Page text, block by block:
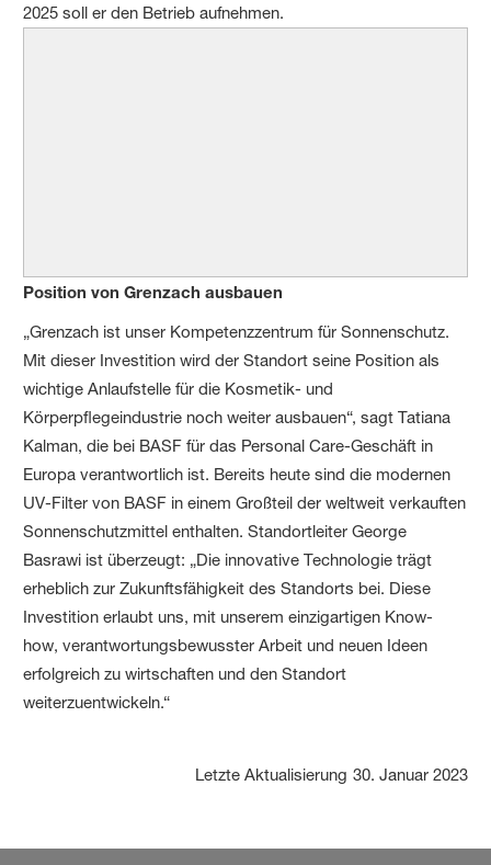
2025 soll er den Betrieb aufnehmen.
Position von Grenzach ausbauen
„Grenzach ist unser Kompetenzzentrum für Sonnenschutz.
Mit dieser Investition wird der Standort seine Position als
wichtige Anlaufstelle für die Kosmetik- und
Körperpflegeindustrie noch weiter ausbauen“, sagt Tatiana
Kalman, die bei BASF für das Personal Care-Geschäft in
Europa verantwortlich ist. Bereits heute sind die modernen
UV-Filter von BASF in einem Großteil der weltweit verkauften
Sonnenschutzmittel enthalten. Standortleiter George
Basrawi ist überzeugt: „Die innovative Technologie trägt
erheblich zur Zukunftsfähigkeit des Standorts bei. Diese
Investition erlaubt uns, mit unserem einzigartigen Know-
how, verantwortungsbewusster Arbeit und neuen Ideen
erfolgreich zu wirtschaften und den Standort
weiterzuentwickeln.“
Letzte Aktualisierung 30. Januar 2023